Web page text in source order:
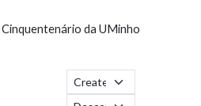
Cinquentenário da UMinho